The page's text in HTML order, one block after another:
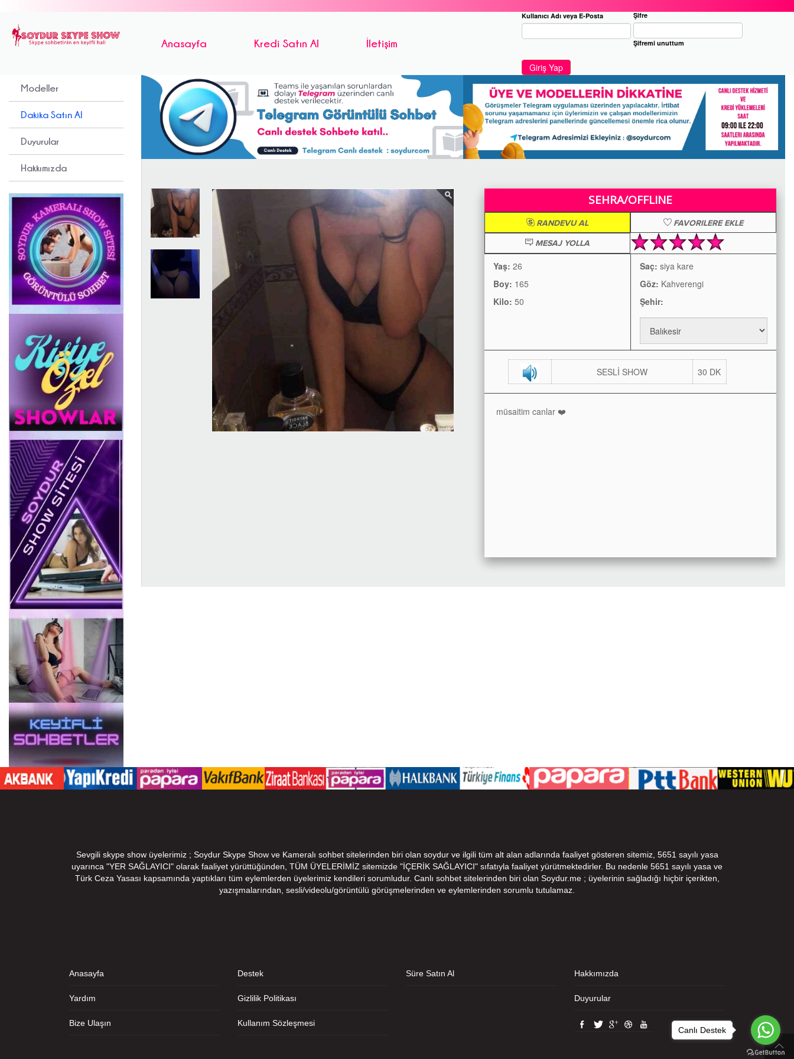
Anasayfa Kredi Satın Al İletişim
Kullanıcı Adı veya E-Posta Şifre
Şifremi unuttum
Giriş Yap
Modeller
Dakika Satın Al
Duyurular
Hakkımızda
SEHRA/OFFLINE
RANDEVU AL
FAVORILERE EKLE
MESAJ YOLLA
Yaş: 26
Boy: 165
Kilo: 50
Saç: siya kare
Göz: Kahverengi
Şehir:
SESLİ SHOW 30 DK
müsaitim canlar ❤️
Sevgili skype show üyelerimiz ; Soydur Skype Show ve Kameralı sohbet sitelerinden biri olan soydur ve ilgili tüm alt alan adlarında faaliyet gösteren sitemiz, 5651 sayılı yasa
uyarınca "YER SAĞLAYICI" olarak faaliyet yürüttüğünden, TÜM ÜYELERİMİZ sitemizde "İÇERİK SAĞLAYICI" sıfatıyla faaliyet yürütmektedirler. Bu nedenle 5651 sayılı yasa ve
Türk Ceza Yasası kapsamında yaptıkları tüm eylemlerden üyelerimiz kendileri sorumludur. Canlı sohbet sitelerinden biri olan Soydur.me ; üyelerinin sağladığı hiçbir içerikten,
yazışmalarından, sesli/videolu/görüntülü görüşmelerinden ve eylemlerinden sorumlu tutulamaz.
Anasayfa
Yardım
Bize Ulaşın
Destek
Gizlilik Politikası
Kullanım Sözleşmesi
Süre Satın Al Hakkımızda
Duyurular
Canlı Destek